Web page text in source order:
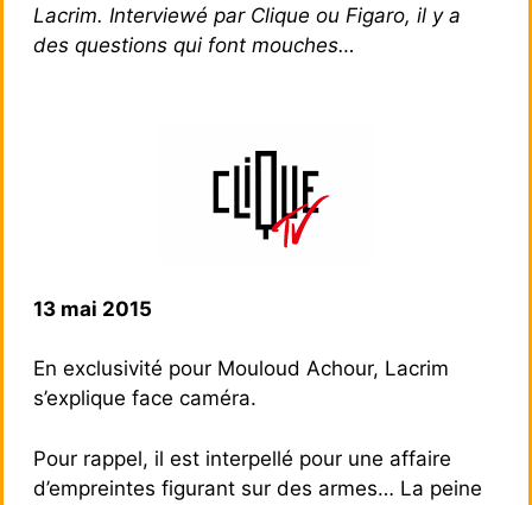
Lacrim. Interviewé par Clique ou Figaro, il y a
des questions qui font mouches…
13 mai 2015
En exclusivité pour Mouloud Achour, Lacrim
s’explique face caméra.
Pour rappel, il est interpellé pour une affaire
d’empreintes figurant sur des armes… La peine